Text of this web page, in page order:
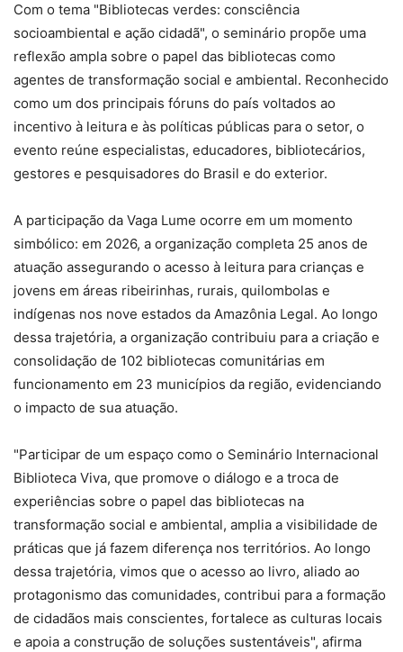
Com o tema "Bibliotecas verdes: consciência
socioambiental e ação cidadã", o seminário propõe uma
reflexão ampla sobre o papel das bibliotecas como
agentes de transformação social e ambiental. Reconhecido
como um dos principais fóruns do país voltados ao
incentivo à leitura e às políticas públicas para o setor, o
evento reúne especialistas, educadores, bibliotecários,
gestores e pesquisadores do Brasil e do exterior.
A participação da Vaga Lume ocorre em um momento
simbólico: em 2026, a organização completa 25 anos de
atuação assegurando o acesso à leitura para crianças e
jovens em áreas ribeirinhas, rurais, quilombolas e
indígenas nos nove estados da Amazônia Legal. Ao longo
dessa trajetória, a organização contribuiu para a criação e
consolidação de 102 bibliotecas comunitárias em
funcionamento em 23 municípios da região, evidenciando
o impacto de sua atuação.
"Participar de um espaço como o Seminário Internacional
Biblioteca Viva, que promove o diálogo e a troca de
experiências sobre o papel das bibliotecas na
transformação social e ambiental, amplia a visibilidade de
práticas que já fazem diferença nos territórios. Ao longo
dessa trajetória, vimos que o acesso ao livro, aliado ao
protagonismo das comunidades, contribui para a formação
de cidadãos mais conscientes, fortalece as culturas locais
e apoia a construção de soluções sustentáveis", afirma